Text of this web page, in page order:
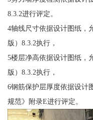
8.3.2进行评定。
4轴线尺寸依据设计图纸，
版）8.3.2执行，
5楼层净高依据设计图纸，
版）8.3.2执行，
6钢筋保护层厚度依据设计
规范》附录E进行评定。